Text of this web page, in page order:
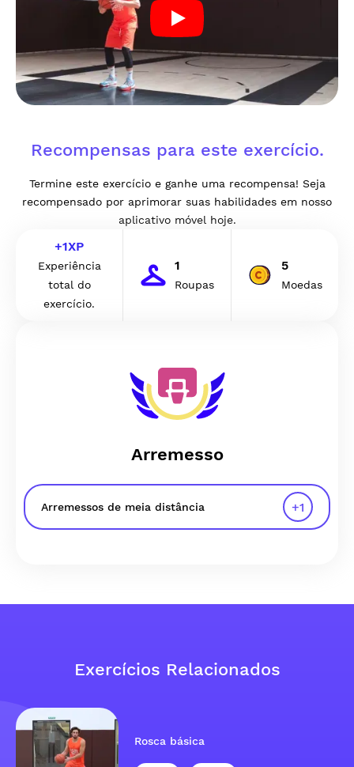
Recompensas para este exercício.
Termine este exercício e ganhe uma recompensa! Seja
recompensado por aprimorar suas habilidades em nosso
aplicativo móvel hoje.
+1XP
Experiência
total do
exercício.
1
Roupas
5
Moedas
Arremesso
Arremessos de meia distância +1
Exercícios Relacionados
Rosca básica